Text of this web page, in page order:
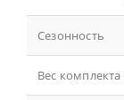
Сезонность
Вес